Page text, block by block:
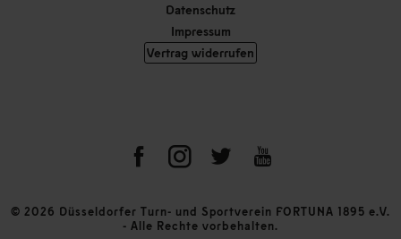
Datenschutz
Impressum
Vertrag widerrufen
© 2026 Düsseldorfer Turn- und Sportverein FORTUNA 1895 e.V.
- Alle Rechte vorbehalten.